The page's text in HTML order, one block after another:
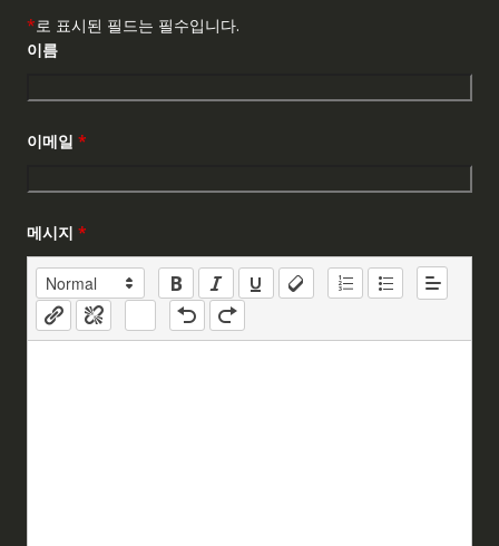
*로 표시된 필드는 필수입니다.
이름
이메일 *
메시지 *